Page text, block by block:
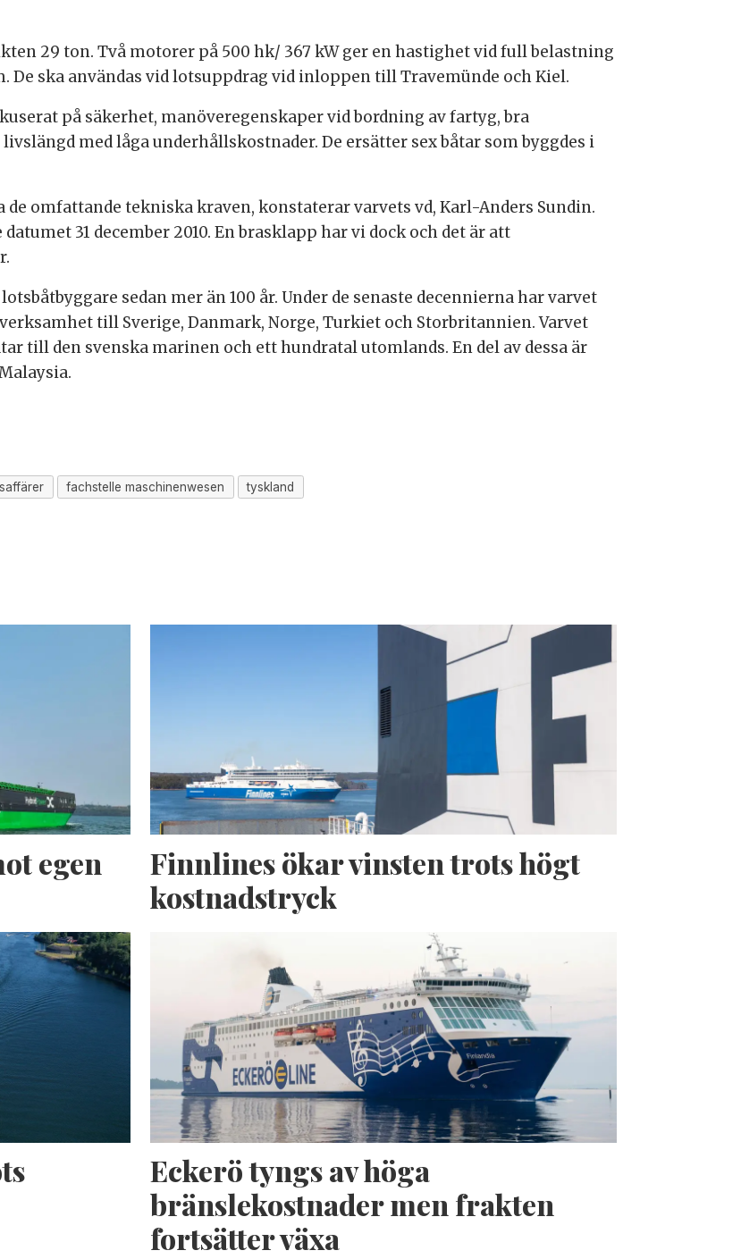
29 ton. Två motorer på 500 hk/ 367 kW ger en hastighet vid full belastning
De ska användas vid lotsuppdrag vid inloppen till Travemünde och Kiel.
på säkerhet, manöveregenskaper vid bordning av fartyg, bra
med låga underhållskostnader. De ersätter sex båtar som byggdes i
omfattande tekniska kraven, konstaterar varvets vd, Karl-Anders Sundin.
31 december 2010. En brasklapp har vi dock och det är att
sedan mer än 100 år. Under de senaste decennierna har varvet
till Sverige, Danmark, Norge, Turkiet och Storbritannien. Varvet
till den svenska marinen och ett hundratal utomlands. En del av dessa är
fachstelle maschinenwesen tyskland
egen
Finnlines ökar vinsten trots högt
kostnadstryck
Eckerö tyngs av höga
bränslekostnader men frakten
fortsätter växa